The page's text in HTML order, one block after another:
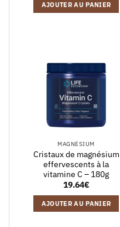
AJOUTER AU PANIER
MAGNÉSIUM
Cristaux de magnésium
effervescents à la
vitamine C – 180g
19.64€
AJOUTER AU PANIER